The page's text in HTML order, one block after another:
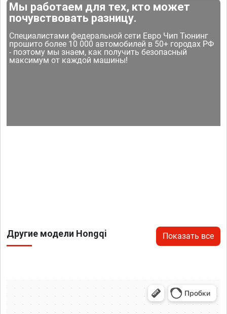
Мы работаем для тех, кто может
почувствовать разницу.
Специалистами федеральной сети Евро Чип Тюнинг
прошито более 10 000 автомобилей в 50+ городах РФ
- поэтому мы знаем, как получить безопасный
максимум от каждой машины!
Другие модели Hongqi Показать все